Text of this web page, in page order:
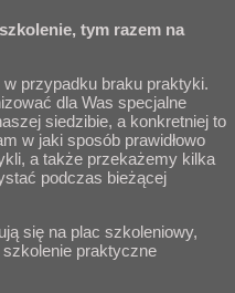
tym razem na
przypadku braku praktyki.
dla Was specjalne
siedzibie, a konkretniej to
w jaki sposób prawidłowo
a także przekażemy kilka
podczas bieżącej
się na plac szkoleniowy,
praktyczne